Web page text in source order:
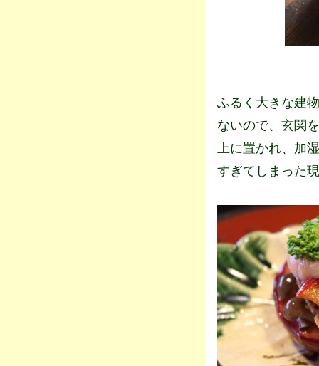
ふるく大きな建
ないので、玄関
上に置かれ、加
すぎてしまった